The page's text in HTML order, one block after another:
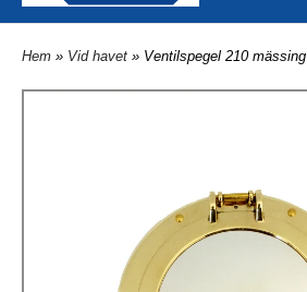
Hem » Vid havet » Ventilspegel 210 mässing